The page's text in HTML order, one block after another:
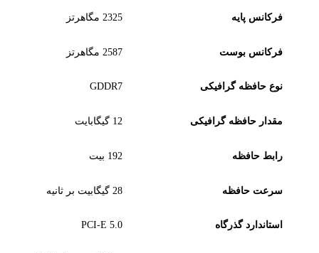
فرکانس پایه 2325 مگاهرتز
فرکانس بوست 2587 مگاهرتز
نوع حافظه گرافیکی GDDR7
مقدار حافظه گرافیکی 12 گیگابایت
رابط حافظه 192 بیت
سرعت حافظه 28 گیگابیت بر ثانیه
استاندارد گذرگاه PCI-E 5.0